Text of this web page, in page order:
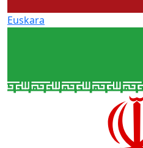
Euskara